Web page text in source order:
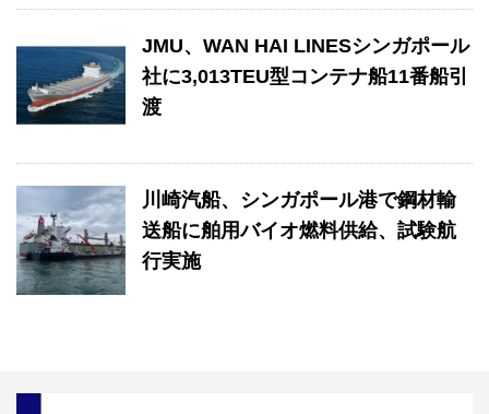
JMU、WAN HAI LINESシンガポール
社に3,013TEU型コンテナ船11番船引
渡
川崎汽船、シンガポール港で鋼材輸
送船に舶用バイオ燃料供給、試験航
行実施